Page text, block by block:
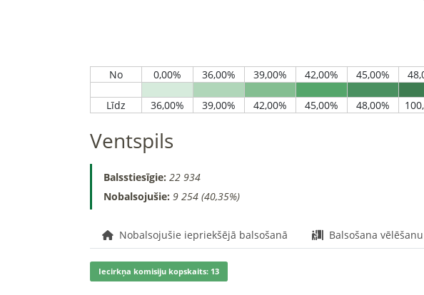
Ventspils
Balsstiesīgie: 22 934
Nobalsojušie: 9 254 (40,35%)
Nobalsojušie iepriekšējā balsošanā Balsošana
Iecirkņa komisiju kopskaits: 13